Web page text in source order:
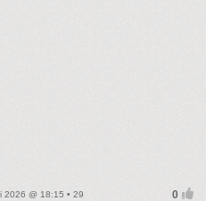
2026 @ 18:15 • 29